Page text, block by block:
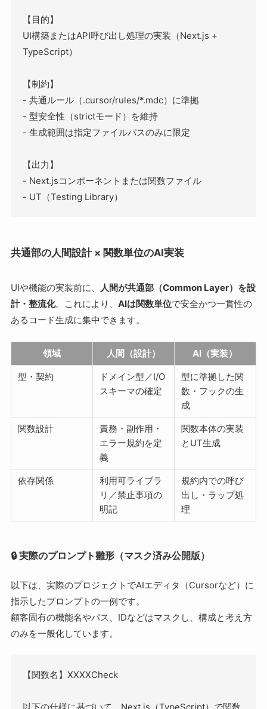
【目的】
UI構築またはAPI呼び出し処理の実装（Next.js +
TypeScript）
【制約】
- 共通ルール（.cursor/rules/*.mdc）に準拠
- 型安全性（strictモード）を維持
- 生成範囲は指定ファイルパスのみに限定
【出力】
- Next.jsコンポーネントまたは関数ファイル
共通部の人間設計 × 関数単位のAI実装
UIや機能の実装前に、
人間が共通部（Common Layer）を設
計・整流化。これにより、 AIは関数単位で安全かつ一貫性の
あるコード生成に集中できます。
領域 人間（設計） AI（実装）
型・契約
ドメイン型／I/O
スキーマの確定
型に準拠した関
数・フックの生
成
関数設計
責務・副作用・
エラー規約を定
義
関数本体の実装
とUT生成
依存関係
利用可ライブラ
リ／禁止事項の
明記
規約内での呼び
出し・ラップ処
理
🔒 実際のプロンプト雛形（マスク済み公開版）
以下は、実際のプロジェクトでAIエディタ（Cursorなど）に
指示したプロンプトの一例です。
顧客固有の機能名やパス、IDなどはマスクし、構成と考え方
のみを一般化しています。
【関数名】XXXXCheck